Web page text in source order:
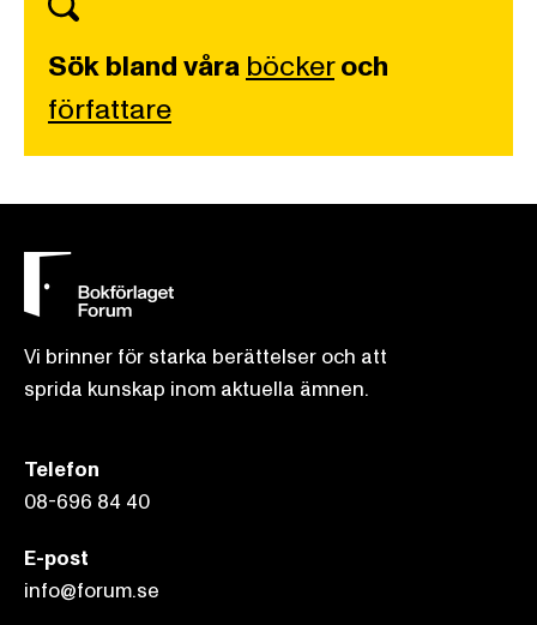
Sök bland våra böckeroch
författare
Vi brinner för starka berättelser och att
sprida kunskap inom aktuella ämnen.
Telefon
08-696 84 40
E-post
info@forum.se